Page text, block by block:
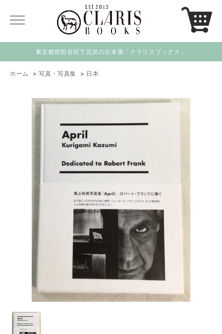
東京都世田谷区下北沢の古本屋「クラリスブックス」
ホーム > 写真・写真集 > 日本